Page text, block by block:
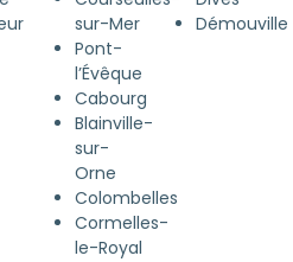
sur-Mer
Pont-
l’Évêque
Cabourg
Blainville-
sur-
Orne
Colombelles
Cormelles-
le-Royal
Démouville